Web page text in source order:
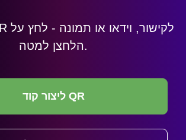
הלחצן למטה.
ליצור קוד QR